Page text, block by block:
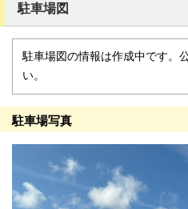
駐車場図
駐車場図の情報は作成中です。
い。
駐車場写真